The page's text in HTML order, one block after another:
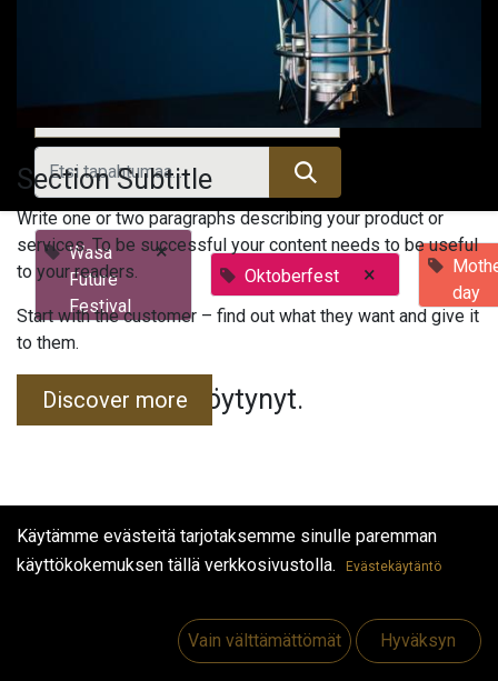
Kaikki tapahtumat
Wasa
Future
Festival
×
Oktoberfest ×
day
Tapahtumia ei löytynyt.
Hyödyllisiä linkkejä
Section Subtitle
Write one or two paragraphs describing your product or
services. To be successful your content needs to be useful
to your readers.
Start with the customer – find out what they want and give it
to them.
Discover more
Käytämme evästeitä tarjotaksemme sinulle paremman
käyttökokemuksen tällä verkkosivustolla.
Evästekäytäntö
Vain välttämättömät Hyväksyn